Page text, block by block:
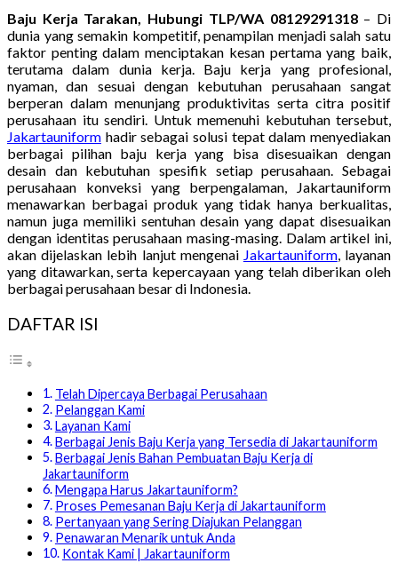
Baju Kerja Tarakan, Hubungi TLP/WA 08129291318– Di
dunia yang semakin kompetitif, penampilan menjadi salah satu
faktor penting dalam menciptakan kesan pertama yang baik,
terutama dalam dunia kerja. Baju kerja yang profesional,
nyaman, dan sesuai dengan kebutuhan perusahaan sangat
berperan dalam menunjang produktivitas serta citra positif
perusahaan itu sendiri. Untuk memenuhi kebutuhan tersebut,
Jakartauniform hadir sebagai solusi tepat dalam menyediakan
berbagai pilihan baju kerja yang bisa disesuaikan dengan
desain dan kebutuhan spesifik setiap perusahaan. Sebagai
perusahaan konveksi yang berpengalaman, Jakartauniform
menawarkan berbagai produk yang tidak hanya berkualitas,
namun juga memiliki sentuhan desain yang dapat disesuaikan
dengan identitas perusahaan masing-masing. Dalam artikel ini,
akan dijelaskan lebih lanjut mengenai Jakartauniform, layanan
yang ditawarkan, serta kepercayaan yang telah diberikan oleh
berbagai perusahaan besar di Indonesia.
DAFTAR ISI
Telah Dipercaya Berbagai Perusahaan
Pelanggan Kami
Layanan Kami
Berbagai Jenis Baju Kerja yang Tersedia di Jakartauniform
Berbagai Jenis Bahan Pembuatan Baju Kerja di
Jakartauniform
Mengapa Harus Jakartauniform?
Proses Pemesanan Baju Kerja di Jakartauniform
Pertanyaan yang Sering Diajukan Pelanggan
Penawaran Menarik untuk Anda
Kontak Kami | Jakartauniform